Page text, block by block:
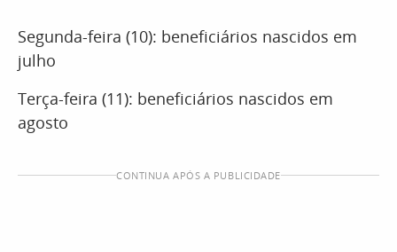
Segunda-feira (10): beneficiários nascidos em
julho
Terça-feira (11): beneficiários nascidos em
agosto
CONTINUA APÓS A PUBLICIDADE